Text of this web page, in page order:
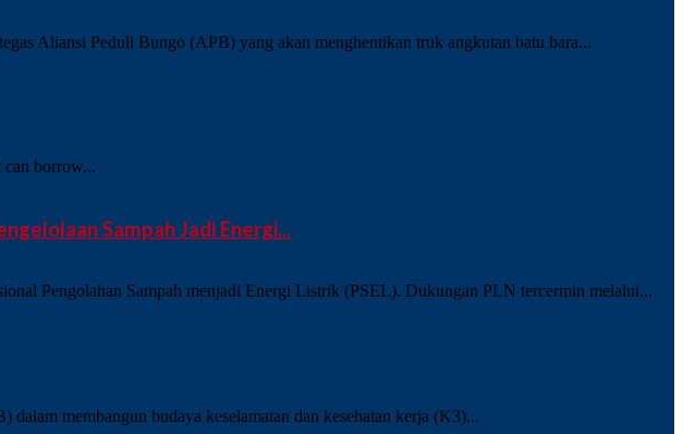
Aliansi Peduli Bungo (APB) yang akan menghentikan truk angkutan batu bara...
borrow...
Sampah Jadi Energi...
Pengolahan Sampah menjadi Energi Listrik (PSEL). Dukungan PLN tercermin melalui...
membangun budaya keselamatan dan kesehatan kerja (K3)...